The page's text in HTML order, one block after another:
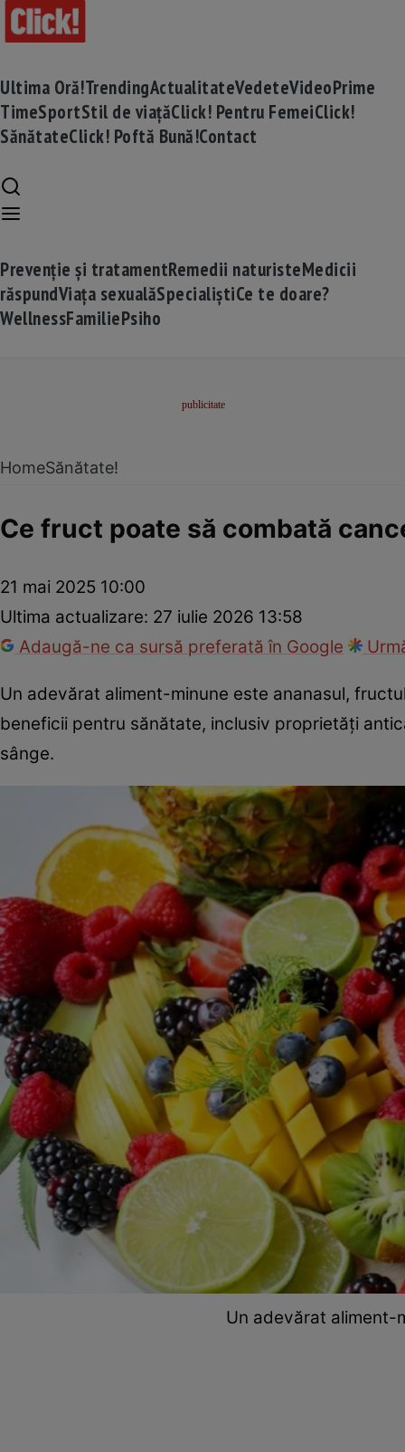
Ultima Oră!TrendingActualitateVedeteVideoPrime
TimeSportStil de viațăClick! Pentru FemeiClick!
SănătateClick! Poftă Bună!Contact
Prevenție și tratamentRemedii naturisteMedicii
răspundViața sexualăSpecialiștiCe te doare?
WellnessFamiliePsiho
HomeSănătate!
Ce fruct poate să combată
21 mai 2025 10:00
Ultima actualizare: 27 iulie 2026 13:58
Adaugă-ne ca sursă preferată în Google
Un adevărat aliment-minune este ananasul,
beneficii pentru sănătate, inclusiv proprietăți
sânge.
Un adevărat aliment-